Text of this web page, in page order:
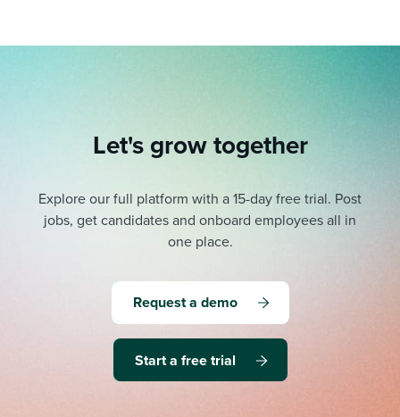
Let's grow together
Explore our full platform with a 15-day free trial. Post
jobs, get candidates and onboard employees all in
one place.
Request a demo
Start a free trial